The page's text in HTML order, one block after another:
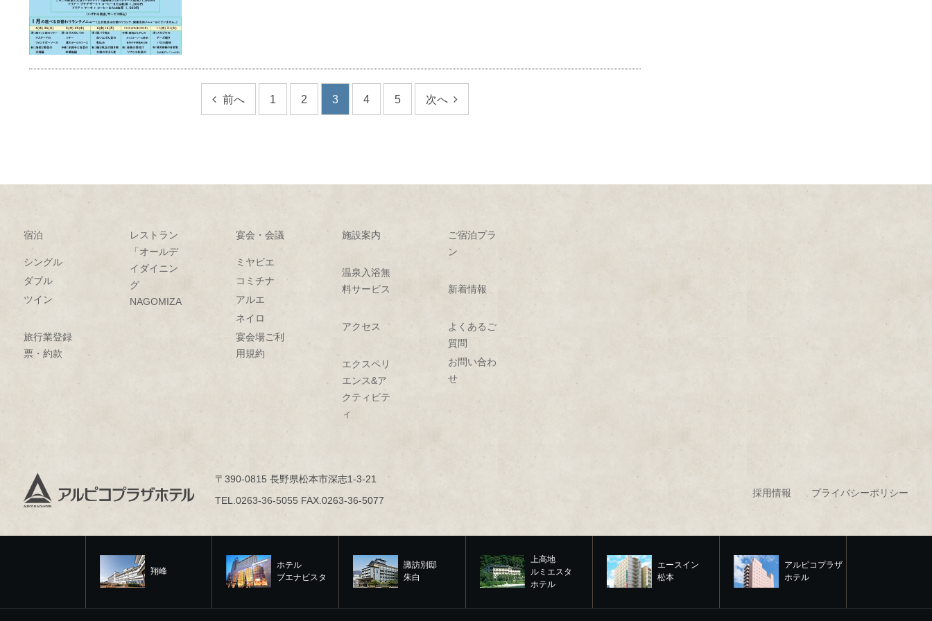
前へ 1 2 3 4 5 次へ
宿泊
シングル
ダブル
ツイン
旅行業登録
票・約款
レストラン
「オールデ
イダイニン
グ
NAGOMIZA」
宴会・会議
ミヤビエ
コミチナ
アルエ
ネイロ
宴会場ご利
用規約
施設案内
温泉入浴無
料サービス
アクセス
エクスペリ
エンス&ア
クティビテ
ィ
ご宿泊プラ
ン
新着情報
よくあるご
質問
お問い合わ
せ
〒390-0815 長野県松本市深志1-3-21
TEL.0263-36-5055 FAX.0263-36-5077
採用情報 プライバシーポリシー
翔峰
ホテル
ブエナビスタ
諏訪別邸
朱白
上高地
ルミエスタ
ホテル
エースイン
松本
アルピコプラザ
ホテル